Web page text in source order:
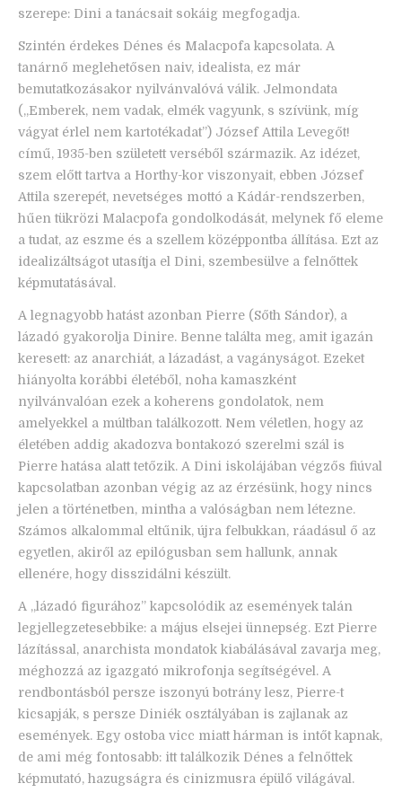
szerepe: Dini a tanácsait sokáig megfogadja.
Szintén érdekes Dénes és Malacpofa kapcsolata. A
tanárnő meglehetősen naiv, idealista, ez már
bemutatkozásakor nyilvánvalóvá válik. Jelmondata
(„Emberek, nem vadak, elmék vagyunk, s szívünk, míg
vágyat érlel nem kartotékadat”) József Attila Levegőt!
című, 1935-ben született verséből származik. Az idézet,
szem előtt tartva a Horthy-kor viszonyait, ebben József
Attila szerepét, nevetséges mottó a Kádár-rendszerben,
hűen tükrözi Malacpofa gondolkodását, melynek fő eleme
a tudat, az eszme és a szellem középpontba állítása. Ezt az
idealizáltságot utasítja el Dini, szembesülve a felnőttek
képmutatásával.
A legnagyobb hatást azonban Pierre (Sőth Sándor), a
lázadó gyakorolja Dinire. Benne találta meg, amit igazán
keresett: az anarchiát, a lázadást, a vagányságot. Ezeket
hiányolta korábbi életéből, noha kamaszként
nyilvánvalóan ezek a koherens gondolatok, nem
amelyekkel a múltban találkozott. Nem véletlen, hogy az
életében addig akadozva bontakozó szerelmi szál is
Pierre hatása alatt tetőzik. A Dini iskolájában végzős fiúval
kapcsolatban azonban végig az az érzésünk, hogy nincs
jelen a történetben, mintha a valóságban nem létezne.
Számos alkalommal eltűnik, újra felbukkan, ráadásul ő az
egyetlen, akiről az epilógusban sem hallunk, annak
ellenére, hogy disszidálni készült.
A „lázadó figurához” kapcsolódik az események talán
legjellegzetesebbike: a május elsejei ünnepség. Ezt Pierre
lázítással, anarchista mondatok kiabálásával zavarja meg,
méghozzá az igazgató mikrofonja segítségével. A
rendbontásból persze iszonyú botrány lesz, Pierre-t
kicsapják, s persze Diniék osztályában is zajlanak az
események. Egy ostoba vicc miatt hárman is intőt kapnak,
de ami még fontosabb: itt találkozik Dénes a felnőttek
képmutató, hazugságra és cinizmusra épülő világával.